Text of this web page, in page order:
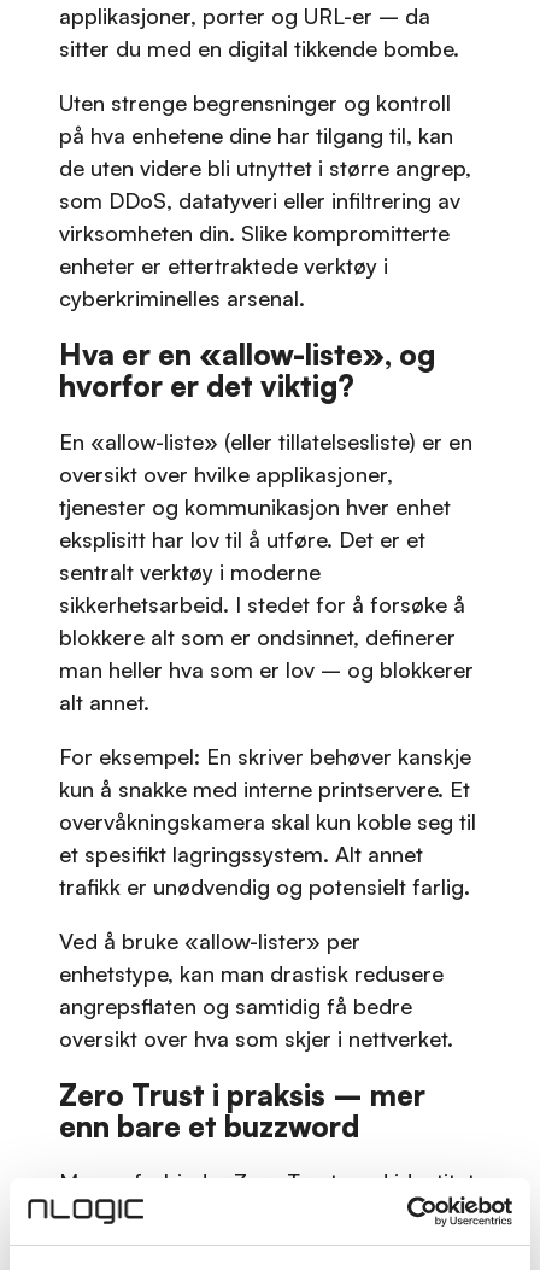
applikasjoner, porter og URL-er – da
sitter du med en digital tikkende bombe.
Uten strenge begrensninger og kontroll
på hva enhetene dine har tilgang til, kan
de uten videre bli utnyttet i større angrep,
som DDoS, datatyveri eller infiltrering av
virksomheten din. Slike kompromitterte
enheter er ettertraktede verktøy i
cyberkriminelles arsenal.
Hva er en «allow-liste», og
hvorfor er det viktig?
En «allow-liste» (eller tillatelsesliste) er en
oversikt over hvilke applikasjoner,
tjenester og kommunikasjon hver enhet
eksplisitt har lov til å utføre. Det er et
sentralt verktøy i moderne
sikkerhetsarbeid. I stedet for å forsøke å
blokkere alt som er ondsinnet, definerer
man heller hva som er lov – og blokkerer
alt annet.
For eksempel: En skriver behøver kanskje
kun å snakke med interne printservere. Et
overvåkningskamera skal kun koble seg til
et spesifikt lagringssystem. Alt annet
trafikk er unødvendig og potensielt farlig.
Ved å bruke «allow-lister» per
enhetstype, kan man drastisk redusere
angrepsflaten og samtidig få bedre
oversikt over hva som skjer i nettverket.
Zero Trust i praksis – mer
enn bare et buzzword
Mange forbinder Zero Trust med identitet
og tilgangskontroll, men det stopper ikke
der. Et ekte Zero Trust-miljø handler om å